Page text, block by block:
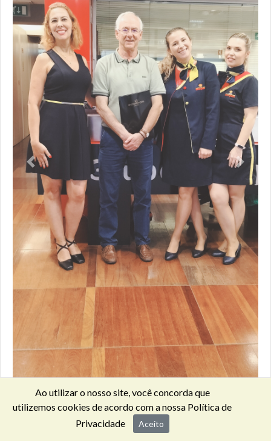
Previous Next
Ao utilizar o nosso site, você concorda que
utilizemos cookies de acordo com a nossa Política de
Privacidade
Aceito